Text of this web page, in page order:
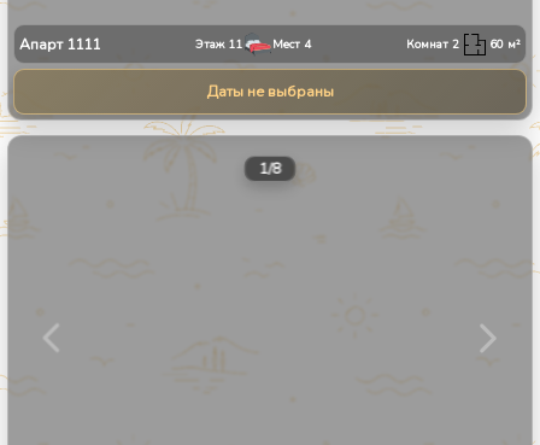
Апарт 1111 Этаж 11 Мест 4 Комнат2 60 м²
Даты не выбраны
1/8